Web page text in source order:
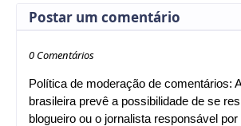
Postar um comentário
0 Comentários
Política de moderação de comentários:
brasileira prevê a possibilidade de se
blogueiro ou o jornalista responsável